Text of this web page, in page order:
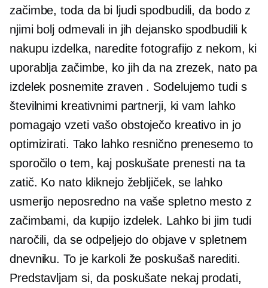
začimbe, toda da bi ljudi spodbudili, da bodo z
njimi bolj odmevali in jih dejansko spodbudili k
nakupu izdelka, naredite fotografijo z nekom, ki
uporablja začimbe, ko jih da na zrezek, nato pa
izdelek posnemite zraven . Sodelujemo tudi s
številnimi kreativnimi partnerji, ki vam lahko
pomagajo vzeti vašo obstoječo kreativo in jo
optimizirati. Tako lahko resnično prenesemo to
sporočilo o tem, kaj poskušate prenesti na ta
zatič. Ko nato kliknejo žebljiček, se lahko
usmerijo neposredno na vaše spletno mesto z
začimbami, da kupijo izdelek. Lahko bi jim tudi
naročili, da se odpeljejo do objave v spletnem
dnevniku. To je karkoli že poskušaš narediti.
Predstavljam si, da poskušate nekaj prodati,